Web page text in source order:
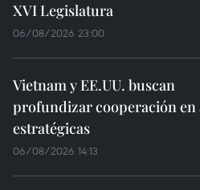
XVI Legislatura
06/08/2026 23:00
Vietnam y EE.UU. buscan
profundizar cooperación en
estratégicas
06/08/2026 14:13